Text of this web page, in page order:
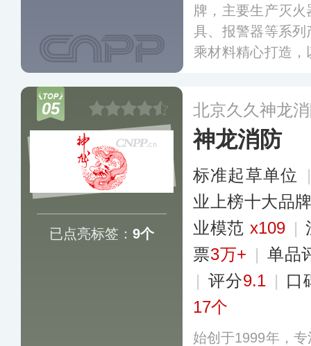
牌，主要生产灭
具、报警器等系
乘材料精心打造
发挥出最佳效能。
05
已点亮标签： 9个
北京久久神龙
神龙消防
标准起草单位
业上榜十大品
业模范 x109 |
票3万+ | 单品
| 评分9.1 | 口
17个
始创于1999年，